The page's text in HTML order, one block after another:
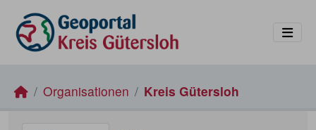
Organisationen Kreis Gütersloh